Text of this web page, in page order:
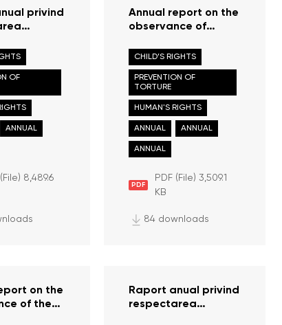
privind
omului în
Moldova
8,489.6
OF
ANNUAL
Annual report on the
observance of
freedoms in the
Republic of Moldova
in 2023
PDF
PDF (File) 3,509.1
KB
CHILD’S RIGHTS
PREVENTION OF
TORTURE
HUMAN'S RIGHTS
ANNUAL ANNUAL
ANNUAL
84 downloads
on the
of the
Raport anual privind
respectarea